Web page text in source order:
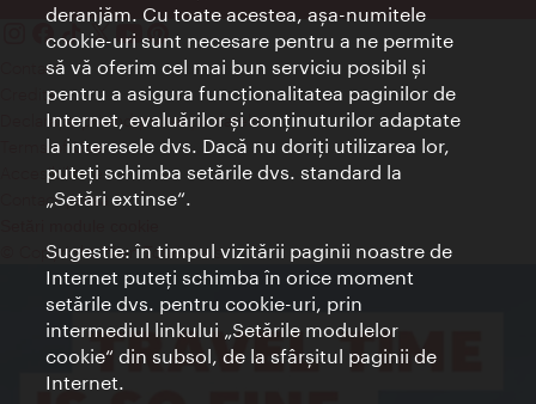
Contact
Credits
Declaraţie privind protecţia datelor
Terms of Use
Accesibilitate
Contact presa
© Copyright Wien Tourismus
deranjăm. Cu toate acestea, aşa-numitele
cookie-uri sunt necesare pentru a ne permite
să vă oferim cel mai bun serviciu posibil şi
pentru a asigura funcţionalitatea paginilor de
Internet, evaluărilor şi conţinuturilor adaptate
la interesele dvs. Dacă nu doriţi utilizarea lor,
puteţi schimba setările dvs. standard la
„Setări extinse“.
Sugestie: în timpul vizitării paginii noastre de
Internet puteţi schimba în orice moment
setările dvs. pentru cookie-uri, prin
intermediul linkului „Setările modulelor
cookie“ din subsol, de la sfârşitul paginii de
Internet.